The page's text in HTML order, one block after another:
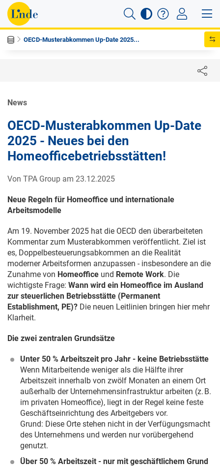
OECD-Musterabkommen Up-Date 2025...
News
OECD-Musterabkommen Up-Date
2025 - Neues bei den
Homeofficebetriebsstätten!
Von TPA Group am 23.12.2025
Neue Regeln für Homeoffice und internationale
Arbeitsmodelle
Am 19. November 2025 hat die OECD den überarbeiteten
Kommentar zum Musterabkommen veröffentlicht. Ziel ist
es, Doppelbesteuerungsabkommen an die Realität
moderner Arbeitsformen anzupassen - insbesondere an die
Zunahme von Homeoffice und Remote Work. Die
wichtigste Frage: Wann wird ein Homeoffice im Ausland
zur steuerlichen Betriebsstätte (Permanent
Establishment, PE)? Die neuen Leitlinien bringen hier mehr
Klarheit.
Die zwei zentralen Grundsätze
Unter 50 % Arbeitszeit pro Jahr - keine Betriebsstätte
Wenn Mitarbeitende weniger als die Hälfte ihrer
Arbeitszeit innerhalb von zwölf Monaten an einem Ort
außerhalb der Unternehmensinfrastruktur arbeiten (z. B.
im privaten Homeoffice), liegt in der Regel keine feste
Geschäftseinrichtung des Arbeitgebers vor.
Grund: Diese Orte stehen nicht in der Verfügungsmacht
des Unternehmens und werden nur vorübergehend
genutzt.
Über 50 % Arbeitszeit - nur mit geschäftlichem Grund